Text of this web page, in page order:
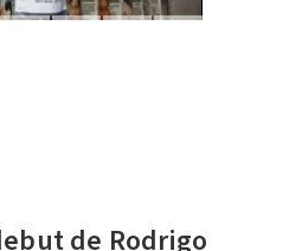
de Rodrigo